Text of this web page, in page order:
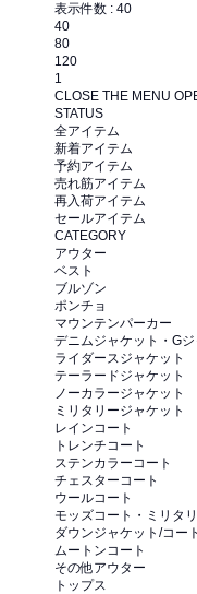
表示件数 : 40
40
80
120
1
CLOSE THE MENU
STATUS
全アイテム
新着アイテム
予約アイテム
売れ筋アイテム
再入荷アイテム
セールアイテム
CATEGORY
アウター
ベスト
ブルゾン
ポンチョ
マウンテンパーカー
デニムジャケット・Gジ
ライダースジャケット
テーラードジャケット
ノーカラージャケット
ミリタリージャケット
レインコート
トレンチコート
ステンカラーコート
チェスターコート
ウールコート
モッズコート・ミリタ
ダウンジャケット/コート
ムートンコート
その他アウター
トップス